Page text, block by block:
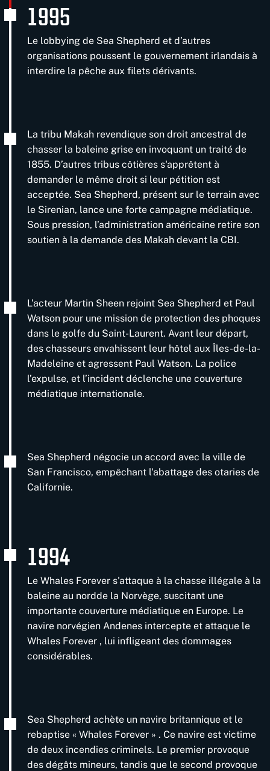
1995
Le lobbying de Sea Shepherd et d’autres
organisations poussent le gouvernement irlandais à
interdire la pêche aux filets dérivants.
La tribu Makah revendique son droit ancestral de
chasser la baleine grise en invoquant un traité de
1855. D’autres tribus côtières s'apprêtent à
demander le même droit si leur pétition est
acceptée. Sea Shepherd, présent sur le terrain avec
le Sirenian, lance une forte campagne médiatique.
Sous pression, l’administration américaine retire son
soutien à la demande des Makah devant la CBI.
L’acteur Martin Sheen rejoint Sea Shepherd et Paul
Watson pour une mission de protection des phoques
dans le golfe du Saint-Laurent. Avant leur départ,
des chasseurs envahissent leur hôtel aux Îles-de-la-
Madeleine et agressent Paul Watson. La police
l’expulse, et l’incident déclenche une couverture
médiatique internationale.
Sea Shepherd négocie un accord avec la ville de
San Francisco, empêchant l'abattage des otaries de
Californie.
1994
Le Whales Forever s'attaque à la chasse illégale à la
baleine au nordde la Norvège, suscitant une
importante couverture médiatique en Europe. Le
navire norvégien Andenes intercepte et attaque le
Whales Forever , lui infligeant des dommages
considérables.
Sea Shepherd achète un navire britannique et le
rebaptise « Whales Forever » . Ce navire est victime
de deux incendies criminels. Le premier provoque
des dégâts mineurs, tandis que le second provoque